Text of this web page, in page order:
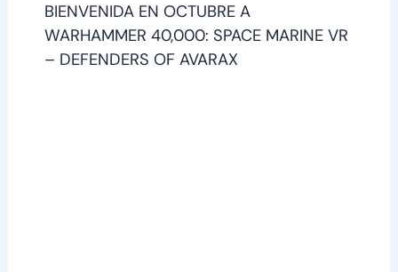
BIENVENIDA EN OCTUBRE A
WARHAMMER 40,000: SPACE MARINE VR
– DEFENDERS OF AVARAX